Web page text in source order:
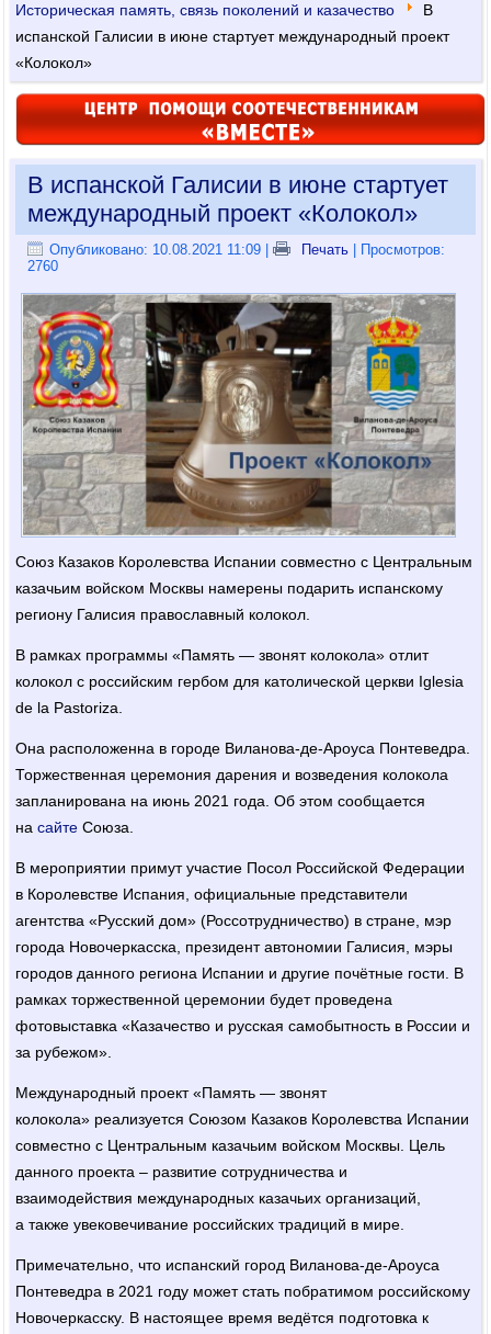
Историческая память, связь поколений и казачество
В
испанской Галисии в июне стартует международный проект
«Колокол»
В испанской Галисии в июне стартует
международный проект «Колокол»
Опубликовано: 10.08.2021 11:09 | Печать
| Просмотров:
2760
Союз Казаков Королевства Испании совместно с Центральным
казачьим войском Москвы намерены подарить испанскому
региону Галисия православный колокол.
В рамках программы «Память — звонят колокола» отлит
колокол с российским гербом для католической церкви Iglesia
de la Pastoriza.
Она расположенна в городе Виланова-де-Ароуса Понтеведра.
Торжественная церемония дарения и возведения колокола
запланирована на июнь 2021 года. Об этом сообщается
насайте Союза.
В мероприятии примут участие Посол Российской Федерации
в Королевстве Испания, официальные представители
агентства «Русский дом» (Россотрудничество) в стране, мэр
города Новочеркасска, президент автономии Галисия, мэры
городов данного региона Испании и другие почётные гости. В
рамках торжественной церемонии будет проведена
фотовыставка «Казачество и русская самобытность в России и
за рубежом».
Международный проект «Память — звонят
колокола» реализуется Союзом Казаков Королевства Испании
совместно с Центральным казачьим войском Москвы. Цель
данного проекта – развитие сотрудничества и
взаимодействия международных казачьих организаций,
а также увековечивание российских традиций в мире.
Примечательно, что испанский город Виланова-де-Ароуса
Понтеведра в 2021 году может стать побратимом российскому
Новочеркасску. В настоящее время ведётся подготовка к